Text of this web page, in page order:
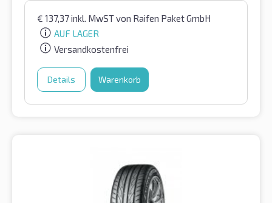
€ 137,37inkl. MwSTvon Raifen Paket GmbH
AUF LAGER
Versandkostenfrei
Details Warenkorb